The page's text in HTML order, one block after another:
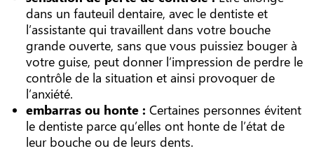
dans un fauteuil dentaire, avec le dentiste et
l’assistante qui travaillent dans votre bouche
grande ouverte, sans que vous puissiez bouger à
votre guise, peut donner l’impression de perdre le
contrôle de la situation et ainsi provoquer de
l’anxiété.
embarras ou honte : Certaines personnes évitent
le dentiste parce qu’elles ont honte de l’état de
leur bouche ou de leurs dents.